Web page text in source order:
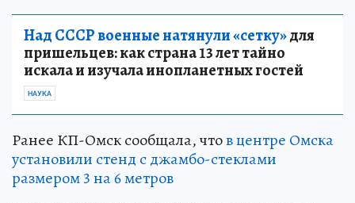
Над СССР военные натянули «сетку»для
пришельцев: как страна 13 лет тайно
искала и изучала инопланетных гостей
НАУКА
Ранее КП-Омск сообщала, чтов центре Омска
установили стенд с джамбо-стеклами
размером 3 на 6 метров